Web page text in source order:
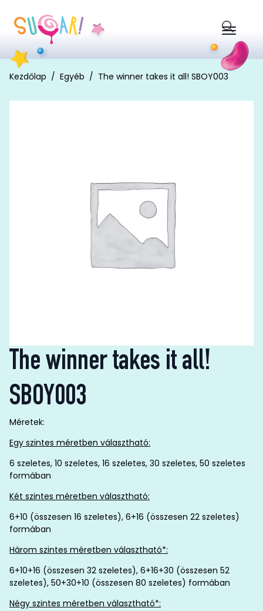
Search
for:
Kezdőlap Egyéb The winner takes it all! SBOY003
The winner takes it all!
SBOY003
Méretek:
Egy szintes méretben választható:
6 szeletes, 10 szeletes, 16 szeletes, 30 szeletes, 50 szeletes
formában
Két szintes méretben választható:
6+10 (összesen 16 szeletes), 6+16 (összesen 22 szeletes)
formában
Három szintes méretben választható*:
6+10+16 (összesen 32 szeletes), 6+16+30 (összesen 52
szeletes), 50+30+10 (összesen 80 szeletes) formában
Négy szintes méretben választható*: